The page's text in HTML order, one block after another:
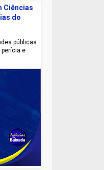
Ciências
do
públicas
e